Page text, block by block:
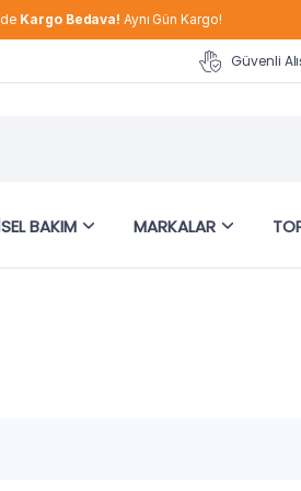
Kargo Bedava! Aynı Gün Kargo!
Güvenli
BAKIM MARKALAR